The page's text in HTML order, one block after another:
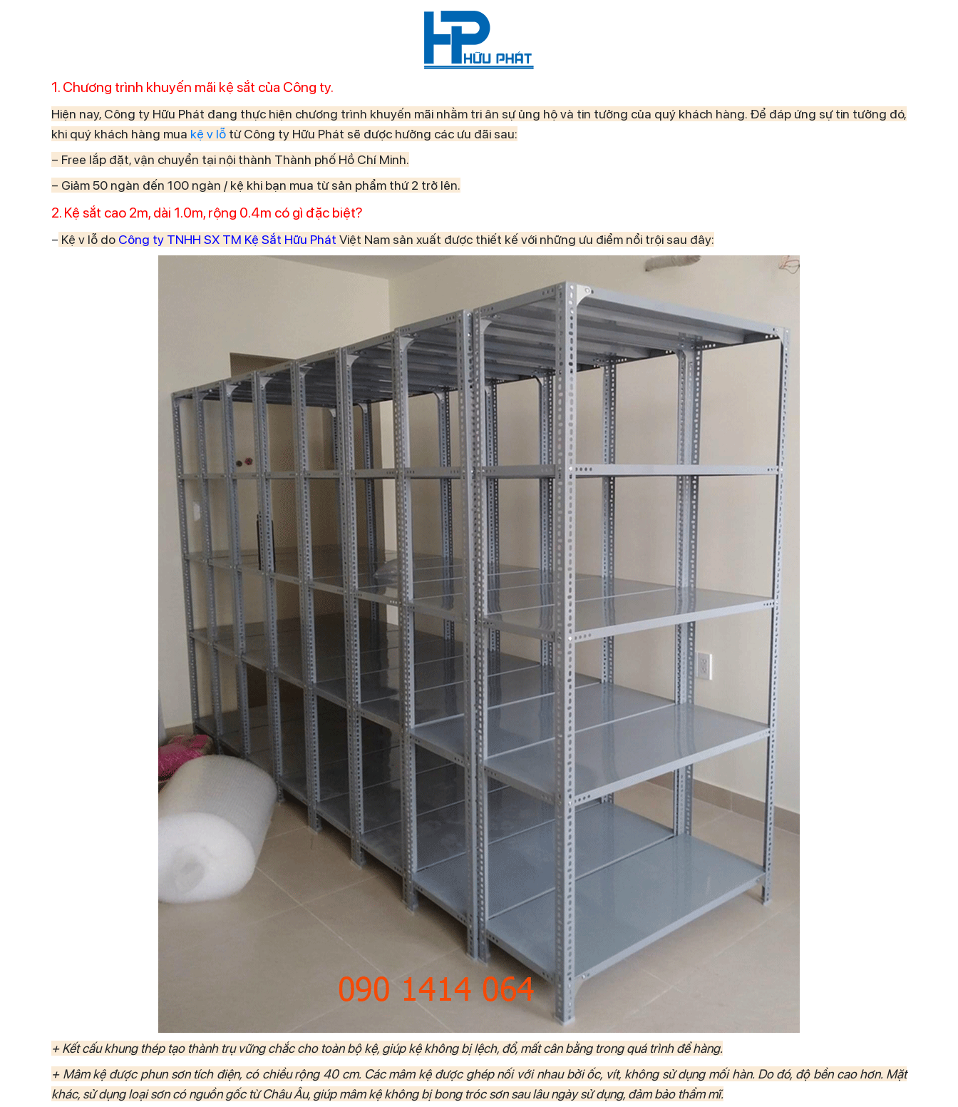
1. Chương trình khuyến mãi kệ sắt của Công ty.
Hiện nay, Công ty Hữu Phát đang thực hiện chương trình khuyến mãi nhằm tri ân sự ủng hộ và tin tưởng của quý khách hàng. Để đáp ứng sự tin tưởng đó,
khi quý khách hàng mua kệ v lỗ từ Công ty Hữu Phát sẽ được hưởng các ưu đãi sau:
– Free lắp đặt, vận chuyển tại nội thành Thành phố Hồ Chí Minh.
– Giảm 50 ngàn đến 100 ngàn / kệ khi bạn mua từ sản phẩm thứ 2 trở lên.
2. Kệ sắt cao 2m, dài 1.0m, rộng 0.4m có gì đặc biệt?
– Kệ v lỗ do Công ty TNHH SX TM Kệ Sắt Hữu Phát Việt Nam sản xuất được thiết kế với những ưu điểm nổi trội sau đây:
+ Kết cấu khung thép tạo thành trụ vững chắc cho toàn bộ kệ, giúp kệ không bị lệch, đổ, mất cân bằng trong quá trình để hàng.
+ Mâm kệ được phun sơn tích điện, có chiều rộng 40 cm. Các mâm kệ được ghép nối với nhau bởi ốc, vít, không sử dụng mối hàn. Do đó, độ bền cao hơn. Mặt
khác, sử dụng loại sơn có nguồn gốc từ Châu Âu, giúp mâm kệ không bị bong tróc sơn sau lâu ngày sử dụng, đảm bảo thẩm mĩ.